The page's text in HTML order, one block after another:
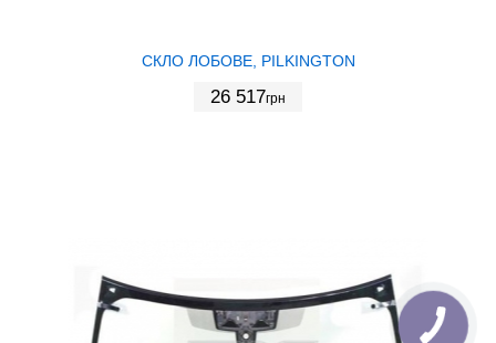
СКЛО ЛОБОВЕ, PILKINGTON
26 517грн